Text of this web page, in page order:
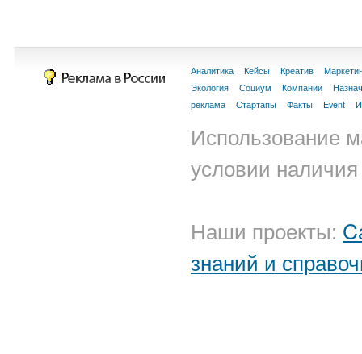
Аналитика Кейсы Креатив
Экология
Социум Компании
реклама
Стартапы Факты Event
Использование
условии
Наши проекты:
знаний и